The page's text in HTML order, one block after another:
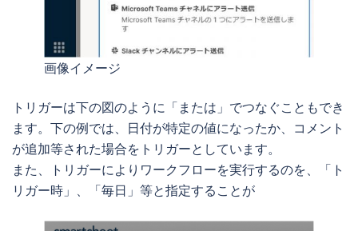
画像イメージ
トリガーは下の図のように「または」でつなぐこともでき
ます。下の例では、日付が特定の値になったか、コメント
が追加等された場合をトリガーとしています。
また、トリガーによりワークフローを実行するのを、「ト
リガー時」、「毎日」等と指定することが